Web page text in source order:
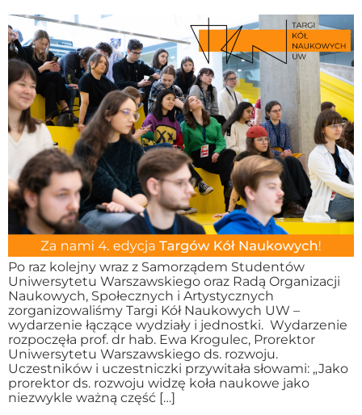
Po raz kolejny wraz z Samorządem Studentów
Uniwersytetu Warszawskiego oraz Radą Organizacji
Naukowych, Społecznych i Artystycznych
zorganizowaliśmy Targi Kół Naukowych UW –
wydarzenie łączące wydziały i jednostki. Wydarzenie
rozpoczęła prof. dr hab. Ewa Krogulec, Prorektor
Uniwersytetu Warszawskiego ds. rozwoju.
Uczestników i uczestniczki przywitała słowami: „Jako
prorektor ds. rozwoju widzę koła naukowe jako
niezwykle ważną część […]